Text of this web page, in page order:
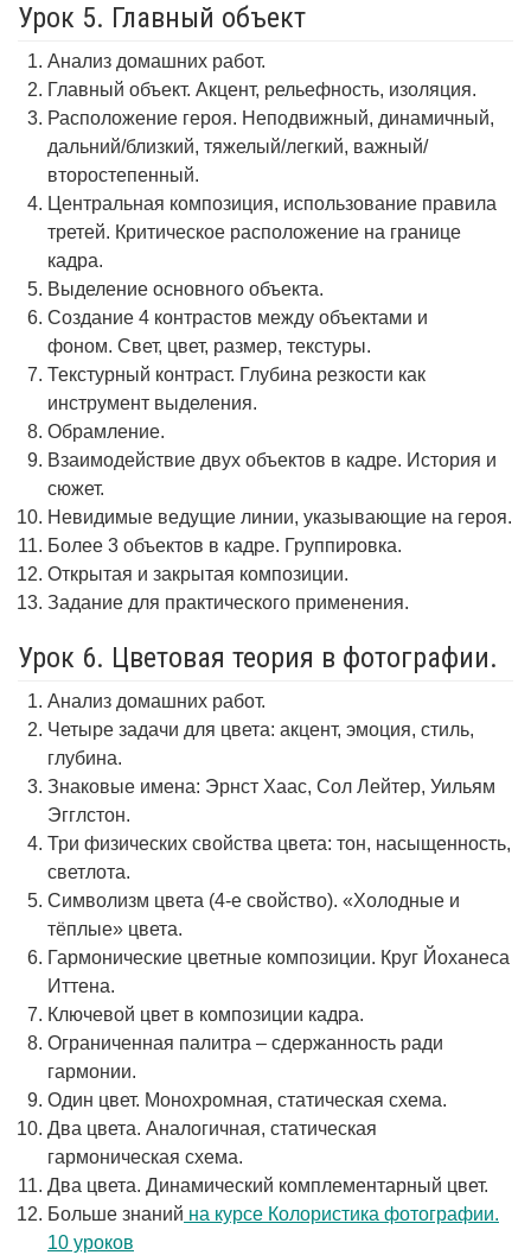
Урок 5. Главный объект
Анализ домашних работ.
Главный объект. Акцент, рельефность, изоляция.
Расположение героя. Неподвижный, динамичный,
дальний/близкий, тяжелый/легкий, важный/
второстепенный.
Центральная композиция, использование правила
третей. Критическое расположение на границе
кадра.
Выделение основного объекта.
Создание 4 контрастов между объектами и
фоном. Свет, цвет, размер, текстуры.
Текстурный контраст. Глубина резкости как
инструмент выделения.
Обрамление.
Взаимодействие двух объектов в кадре. История и
сюжет.
Невидимые ведущие линии, указывающие на героя.
Более 3 объектов в кадре. Группировка.
Открытая и закрытая композиции.
Задание для практического применения.
Урок 6. Цветовая теория в фотографии.
Анализ домашних работ.
Четыре задачи для цвета: акцент, эмоция, стиль,
глубина.
Знаковые имена: Эрнст Хаас, Сол Лейтер, Уильям
Эгглстон.
Три физических свойства цвета: тон, насыщенность,
светлота.
Символизм цвета (4-е свойство). «Холодные и
тёплые» цвета.
Гармонические цветные композиции. Круг Йоханеса
Иттена.
Ключевой цвет в композиции кадра.
Ограниченная палитра – сдержанность ради
гармонии.
Один цвет. Монохромная, статическая схема.
Два цвета. Аналогичная, статическая
гармоническая схема.
Два цвета. Динамический комплементарный цвет.
Больше знаний на курсе Колористика фотографии.
10 уроков